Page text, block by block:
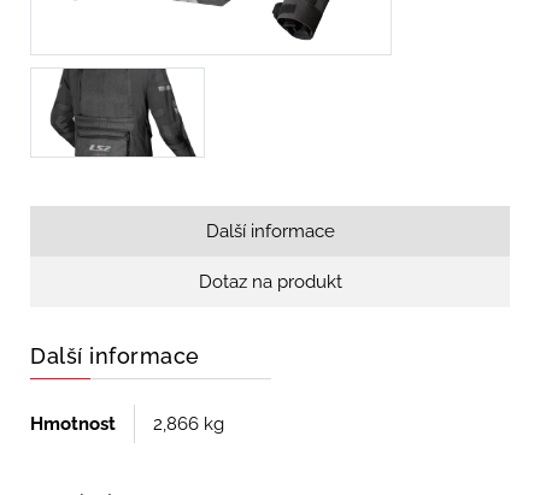
Další informace
Dotaz na produkt
Další informace
Hmotnost 2,866 kg